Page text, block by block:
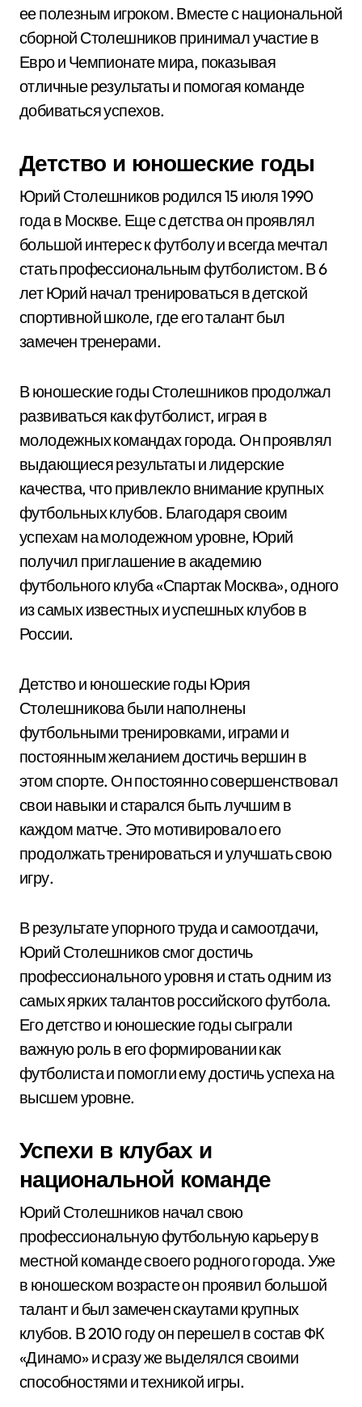
ее полезным игроком. Вместе с национальной
сборной Столешников принимал участие в
Евро и Чемпионате мира, показывая
отличные результаты и помогая команде
добиваться успехов.
Детство и юношеские годы
Юрий Столешников родился 15 июля 1990
года в Москве. Еще с детства он проявлял
большой интерес к футболу и всегда мечтал
стать профессиональным футболистом. В 6
лет Юрий начал тренироваться в детской
спортивной школе, где его талант был
замечен тренерами.
В юношеские годы Столешников продолжал
развиваться как футболист, играя в
молодежных командах города. Он проявлял
выдающиеся результаты и лидерские
качества, что привлекло внимание крупных
футбольных клубов. Благодаря своим
успехам на молодежном уровне, Юрий
получил приглашение в академию
футбольного клуба «Спартак Москва», одного
из самых известных и успешных клубов в
России.
Детство и юношеские годы Юрия
Столешникова были наполнены
футбольными тренировками, играми и
постоянным желанием достичь вершин в
этом спорте. Он постоянно совершенствовал
свои навыки и старался быть лучшим в
каждом матче. Это мотивировало его
продолжать тренироваться и улучшать свою
игру.
В результате упорного труда и самоотдачи,
Юрий Столешников смог достичь
профессионального уровня и стать одним из
самых ярких талантов российского футбола.
Его детство и юношеские годы сыграли
важную роль в его формировании как
футболиста и помогли ему достичь успеха на
высшем уровне.
Успехи в клубах и
национальной команде
Юрий Столешников начал свою
профессиональную футбольную карьеру в
местной команде своего родного города. Уже
в юношеском возрасте он проявил большой
талант и был замечен скаутами крупных
клубов. В 2010 году он перешел в состав ФК
«Динамо» и сразу же выделялся своими
способностями и техникой игры.